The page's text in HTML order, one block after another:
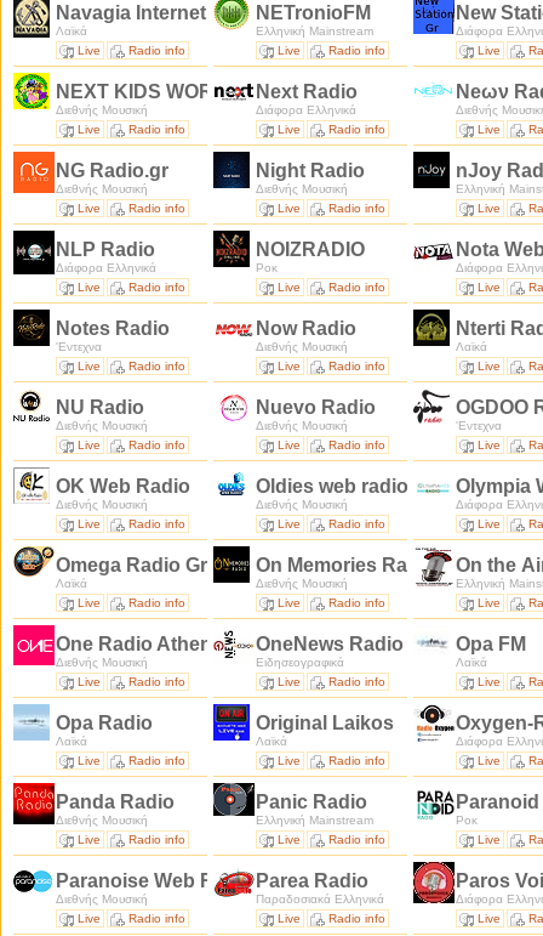
Navagia Internet Radio
Λαϊκά
Live
Radio info
NETronioFM
Ελληνική Mainstream
Live
Radio info
New
Διάφορα
Live
NEXT KIDS WORLDWIDE
Διεθνής Μουσική
Live
Radio info
Next Radio
Διάφορα Ελληνικά
Live
Radio info
Neων
Διεθνής
Live
NG Radio.gr
Διεθνής Μουσική
Live
Radio info
Night Radio
Διεθνής Μουσική
Live
Radio info
nJoy
Ελληνική
Live
NLP Radio
Διάφορα Ελληνικά
Live
Radio info
NOIZRADIO
Ροκ
Live
Radio info
Nota
Διάφορα
Live
Notes Radio
'Εντεχνα
Live
Radio info
Now Radio
Διεθνής Μουσική
Live
Radio info
Nterti
Λαϊκά
Live
NU Radio
Διεθνής Μουσική
Live
Radio info
Nuevo Radio
Διεθνής Μουσική
Live
Radio info
OGDOO
'Εντεχνα
Live
OK Web Radio
Διεθνής Μουσική
Live
Radio info
Oldies web radio
Διεθνής Μουσική
Live
Radio info
Olympia
Διάφορα
Live
Omega Radio Greek Music
Λαϊκά
Live
Radio info
On Memories Radio
Διεθνής Μουσική
Live
Radio info
On the
Ελληνική
Live
One Radio Athens
Διεθνής Μουσική
Live
Radio info
OneNews Radio
Ειδησεογραφικά
Live
Radio info
Opa FM
Λαϊκά
Live
Opa Radio
Λαϊκά
Live
Radio info
Original Laikos
Λαϊκά
Live
Radio info
Oxygen-
Διάφορα
Live
Panda Radio
Διεθνής Μουσική
Live
Radio info
Panic Radio
Ελληνική Mainstream
Live
Radio info
Ροκ
Live
Paranoise Web Radio
Διεθνής Μουσική
Live
Radio info
Parea Radio
Παραδοσιακά Ελληνικά
Live
Radio info
Paros
Διάφορα
Live